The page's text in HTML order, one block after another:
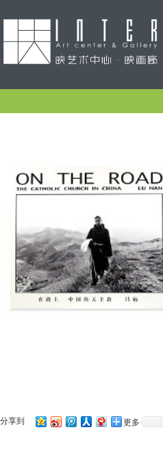
分享到 更多